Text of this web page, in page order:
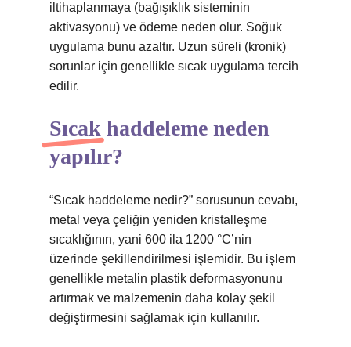
iltihaplanmaya (bağışıklık sisteminin
aktivasyonu) ve ödeme neden olur. Soğuk
uygulama bunu azaltır. Uzun süreli (kronik)
sorunlar için genellikle sıcak uygulama tercih
edilir.
Sıcak haddeleme neden
yapılır?
“Sıcak haddeleme nedir?” sorusunun cevabı,
metal veya çeliğin yeniden kristalleşme
sıcaklığının, yani 600 ila 1200 °C’nin
üzerinde şekillendirilmesi işlemidir. Bu işlem
genellikle metalin plastik deformasyonunu
artırmak ve malzemenin daha kolay şekil
değiştirmesini sağlamak için kullanılır.